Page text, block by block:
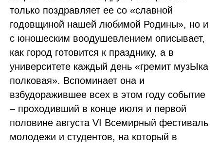
только поздравляет ее со «славной
годовщиной нашей любимой Родины», но и
с юношеским воодушевлением описывает,
как город готовится к празднику, а в
университете каждый день «гремит музЫка
полковая». Вспоминает она и
взбудоражившее всех в этом году событие
– проходивший в конце июля и первой
половине августа VI Всемирный фестиваль
молодежи и студентов, на который в